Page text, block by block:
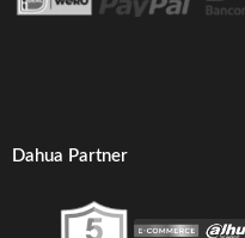
Dahua Partner